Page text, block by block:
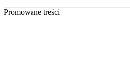
Promowane treści